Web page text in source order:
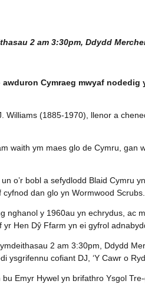
2 am 3:30pm, Ddydd
Cymraeg mwyaf
Williams (1885-1970), llenor a
waith ym maes glo de Cymru,
o’r bobl a sefydlodd Blaid Cymru
dan glo yn Wormwood Scrubs.
nghanol y 1960au yn echrydus, ac
Hen Dŷ Ffarm yn ei gyfrol
2 am 3:30pm, Ddydd
ysgrifennu cofiant DJ, ‘Y Cawr o
Emyr Hywel yn brifathro Ysgol